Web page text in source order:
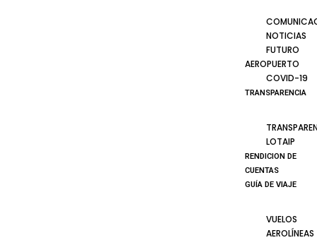
NOTICIAS
FUTURO
AEROPUERTO
COVID-19
TRANSPARENCIA
LOTAIP
RENDICION DE
CUENTAS
GUÍA DE VIAJE
VUELOS
AEROLÍNEAS